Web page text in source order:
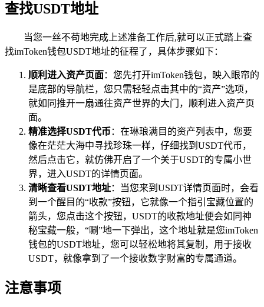
查找USDT地址
当您一丝不苟地完成上述准备工作后,就可以正式踏上查
找imToken钱包USDT地址的征程了，具体步骤如下：
顺利进入资产页面：您先打开imToken钱包，映入眼帘的
是底部的导航栏，您只需轻轻点击其中的“资产”选项，
就如同推开一扇通往资产世界的大门，顺利进入资产页
面。
精准选择USDT代币 ：在琳琅满目的资产列表中，您要
像在茫茫大海中寻找珍珠一样，仔细找到USDT代币，
然后点击它，就仿佛开启了一个关于USDT的专属小世
界，进入USDT的详情页面。
清晰查看USDT地址：当您来到USDT详情页面时，会看
到一个醒目的“收款”按钮，它就像一个指引宝藏位置的
箭头，您点击这个按钮，USDT的收款地址便会如同神
秘宝藏一般，“唰”地一下弹出，这个地址就是您imToken
钱包的USDT地址，您可以轻松地将其复制，用于接收
USDT，就像拿到了一个接收数字财富的专属通道。
注意事项